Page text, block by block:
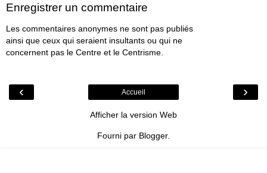
Enregistrer un commentaire
Les commentaires anonymes ne sont pas publiés
ainsi que ceux qui seraient insultants ou qui ne
concernent pas le Centre et le Centrisme.
‹ ›
Accueil
Afficher la version Web
Fourni par Blogger.